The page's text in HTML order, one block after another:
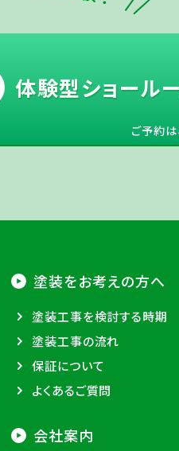
体験型ショール
ご予約は
塗装をお考えの方へ
塗装工事を検討する時期
塗装工事の流れ
保証について
よくあるご質問
会社案内